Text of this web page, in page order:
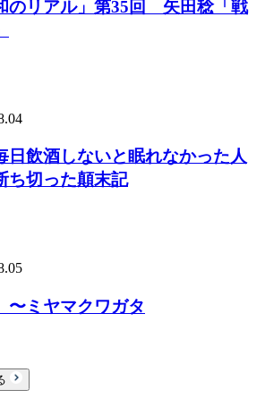
のリアル」第35回 矢田稔「戦
日飲酒しないと眠れなかった人
ち切った顛末記
ミヤマクワガタ